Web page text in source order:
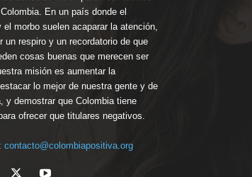
En un país donde el
morbo suelen acaparar la atención,
un respiro y un recordatorio de que
cosas buenas que merecen ser
misión es aumentar la
lo mejor de nuestra gente y de
y demostrar que Colombia tiene
ofrecer que titulares negativos.
contacto@colombiapositiva.org